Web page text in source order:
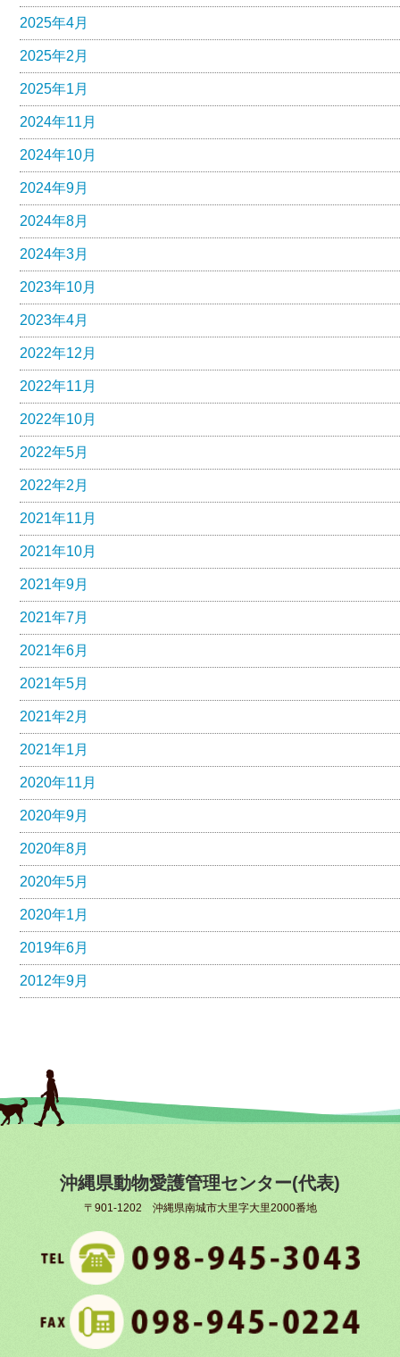
2025年4月
2025年2月
2025年1月
2024年11月
2024年10月
2024年9月
2024年8月
2024年3月
2023年10月
2023年4月
2022年12月
2022年11月
2022年10月
2022年5月
2022年2月
2021年11月
2021年10月
2021年9月
2021年7月
2021年6月
2021年5月
2021年2月
2021年1月
2020年11月
2020年9月
2020年8月
2020年5月
2020年1月
2019年6月
2012年9月
沖縄県動物愛護管理センター(代表)
〒901-1202 沖縄県南城市大里字大里2000番地